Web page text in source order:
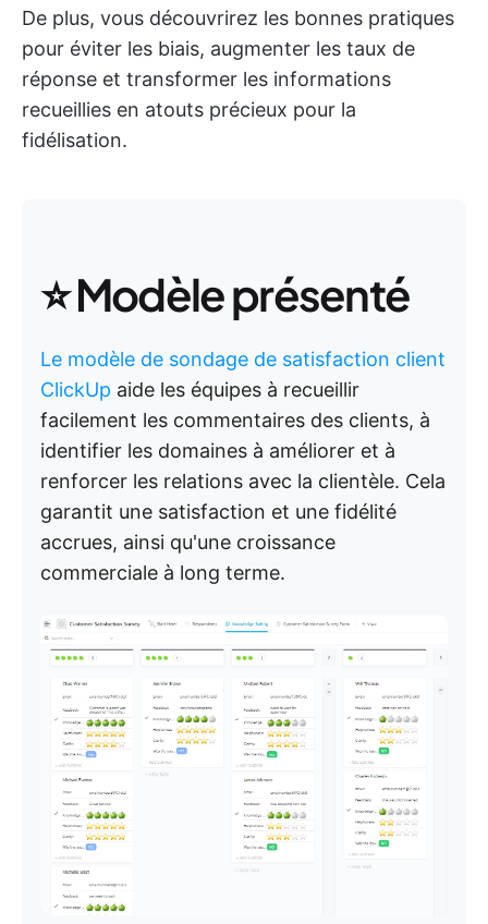
De plus, vous découvrirez les bonnes pratiques
pour éviter les biais, augmenter les taux de
réponse et transformer les informations
recueillies en atouts précieux pour la
fidélisation.
⭐️ Modèle présenté
Le modèle de sondage de satisfaction client
ClickUp aide les équipes à recueillir
facilement les commentaires des clients, à
identifier les domaines à améliorer et à
renforcer les relations avec la clientèle. Cela
garantit une satisfaction et une fidélité
accrues, ainsi qu'une croissance
commerciale à long terme.